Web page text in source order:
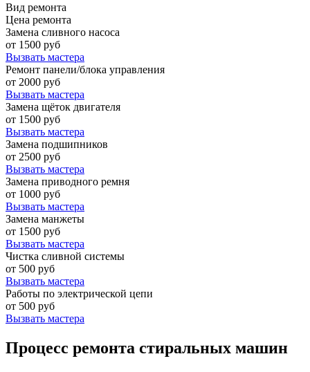
Вид ремонта
Цена ремонта
Замена сливного насоса
от 1500 руб
Вызвать мастера
Ремонт панели/блока управления
от 2000 руб
Вызвать мастера
Замена щёток двигателя
от 1500 руб
Вызвать мастера
Замена подшипников
от 2500 руб
Вызвать мастера
Замена приводного ремня
от 1000 руб
Вызвать мастера
Замена манжеты
от 1500 руб
Вызвать мастера
Чистка сливной системы
от 500 руб
Вызвать мастера
Работы по электрической цепи
от 500 руб
Вызвать мастера
Процесс ремонта стиральных машин